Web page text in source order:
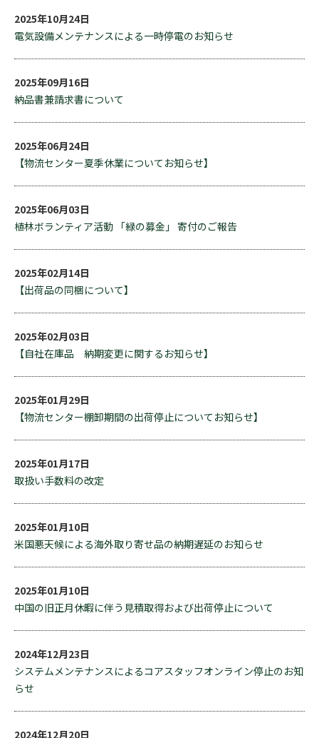
2025年10月24日
電気設備メンテナンスによる一時停電のお知らせ
2025年09月16日
納品書兼請求書について
2025年06月24日
【物流センター夏季休業についてお知らせ】
2025年06月03日
植林ボランティア活動 「緑の募金」 寄付のご報告
2025年02月14日
【出荷品の同梱について】
2025年02月03日
【自社在庫品 納期変更に関するお知らせ】
2025年01月29日
【物流センター棚卸期間の出荷停止についてお知らせ】
2025年01月17日
取扱い手数料の改定
2025年01月10日
米国悪天候による海外取り寄せ品の納期遅延のお知らせ
2025年01月10日
中国の旧正月休暇に伴う見積取得および出荷停止について
2024年12月23日
システムメンテナンスによるコアスタッフオンライン停止のお知
らせ
2024年12月20日